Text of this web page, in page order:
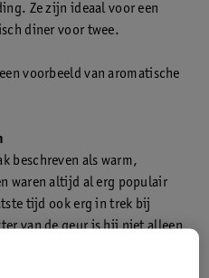
Ze zijn ideaal voor een
diner voor twee.
voorbeeld van aromatische
beschreven als warm,
waren altijd al erg populair
tijd ook erg in trek bij
van de geur is hij niet alleen
ook voor avonden, feestjes,
alledaags op kantoor. Je geeft